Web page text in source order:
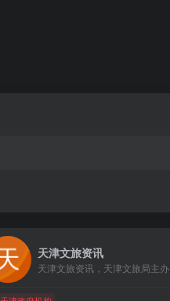
天津文旅资讯
天津文旅资讯，天津文旅局主办